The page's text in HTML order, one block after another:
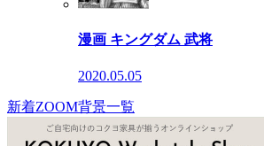
漫画 キングダム 武将
2020.05.05
新着ZOOM背景一覧